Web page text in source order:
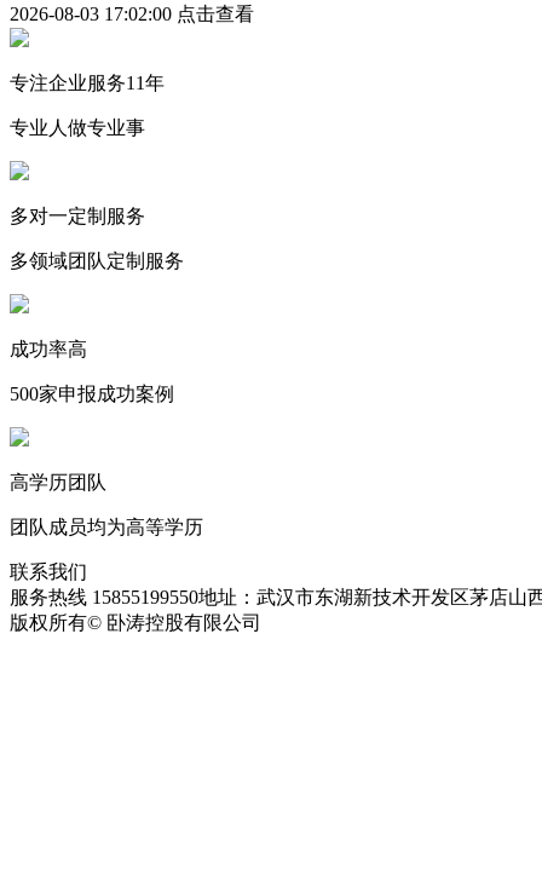
2026-08-03 17:02:00 点击查看
专注企业服务11年
专业人做专业事
多对一定制服务
多领域团队定制服务
成功率高
500家申报成功案例
高学历团队
团队成员均为高等学历
联系我们
服务热线 15855199550地址：武汉市东湖新技术开发区茅店山
版权所有© 卧涛控股有限公司